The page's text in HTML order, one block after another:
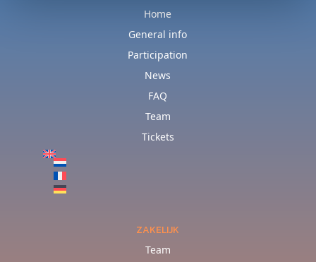
Home
General info
Participation
News
FAQ
Team
Tickets
ZAKELIJK
Team